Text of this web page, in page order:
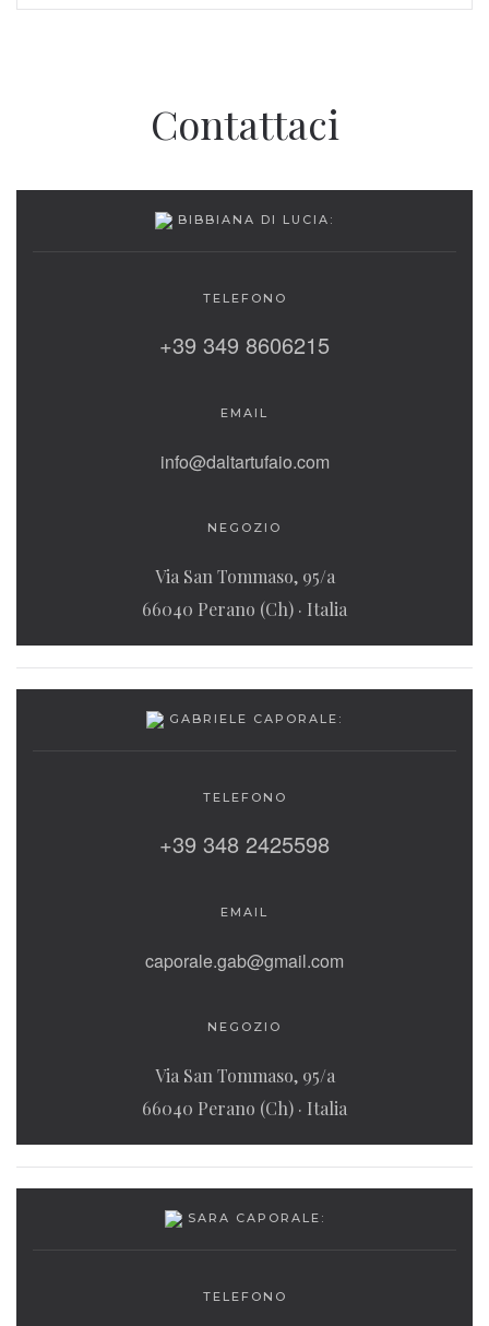
Contattaci
BIBBIANA DI LUCIA:
TELEFONO
+39 349 8606215
EMAIL
info@daltartufaio.com
NEGOZIO
Via San Tommaso, 95/a
66040 Perano (Ch) · Italia
GABRIELE CAPORALE:
TELEFONO
‭+39 348 2425598‬
EMAIL
caporale.gab@gmail.com
NEGOZIO
Via San Tommaso, 95/a
66040 Perano (Ch) · Italia
SARA CAPORALE:
TELEFONO